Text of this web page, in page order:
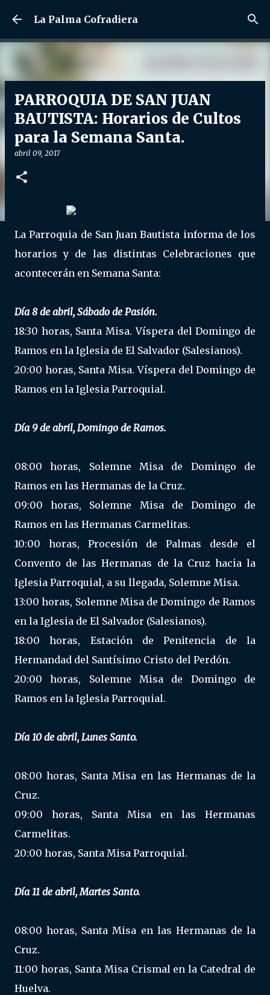
Ir al contenido principal
La Palma Cofradiera
PARROQUIA DE SAN JUAN
BAUTISTA: Horarios de Cultos
para la Semana Santa.
abril 09, 2017
La Parroquia de San Juan Bautista informa de los
horarios y de las distintas Celebraciones que
acontecerán en Semana Santa:
Día 8 de abril, Sábado de Pasión.
18:30 horas, Santa Misa. Víspera del Domingo de
Ramos en la Iglesia de El Salvador (Salesianos).
20:00 horas, Santa Misa. Víspera del Domingo de
Ramos en la Iglesia Parroquial.
Día 9 de abril, Domingo de Ramos.
08:00 horas, Solemne Misa de Domingo de
Ramos en las Hermanas de la Cruz.
09:00 horas, Solemne Misa de Domingo de
Ramos en las Hermanas Carmelitas.
10:00 horas, Procesión de Palmas desde el
Convento de las Hermanas de la Cruz hacia la
Iglesia Parroquial, a su llegada, Solemne Misa.
13:00 horas, Solemne Misa de Domingo de Ramos
en la Iglesia de El Salvador (Salesianos).
18:00 horas, Estación de Penitencia de la
Hermandad del Santísimo Cristo del Perdón.
20:00 horas, Solemne Misa de Domingo de
Ramos en la Iglesia Parroquial.
Día 10 de abril, Lunes Santo.
08:00 horas, Santa Misa en las Hermanas de la
Cruz.
09:00 horas, Santa Misa en las Hermanas
Carmelitas.
20:00 horas, Santa Misa Parroquial.
Día 11 de abril, Martes Santo.
08:00 horas, Santa Misa en las Hermanas de la
Cruz.
11:00 horas, Santa Misa Crismal en la Catedral de
Huelva.